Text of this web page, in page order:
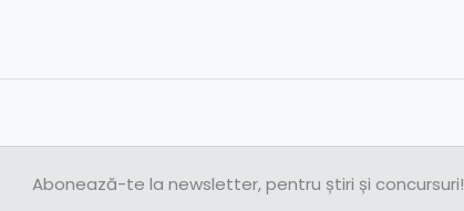
Abonează-te la newsletter, pentru știri și concursuri!